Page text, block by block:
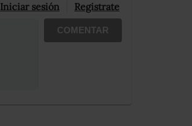
Iniciar sesión Registrate
COMENTAR